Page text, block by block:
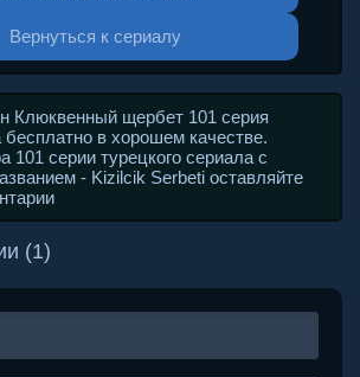
Вернуться к сериалу
Клюквенный щербет 101 серия
бесплатно в хорошем качестве.
101 серии турецкого сериала с
- Kizilcik Serbeti оставляйте
(1)